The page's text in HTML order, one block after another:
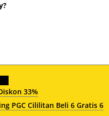
33%
PGC Cililitan Beli 6 Gratis 6